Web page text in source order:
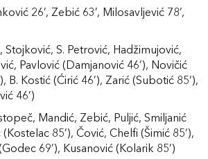
26’, Zebić 63’, Milosavljević 78’,
Stojković, S. Petrović, Hadžimujović,
Pavlović (Damjanović 46’), Novičić
B. Kostić (Ćirić 46’), Zarić (Subotić 85’),
46’)
Mandić, Zebić, Puljić, Smiljanić
85’), Čović, Chelfi (Šimić 85’),
69’), Kusanović (Kolarik 85’)